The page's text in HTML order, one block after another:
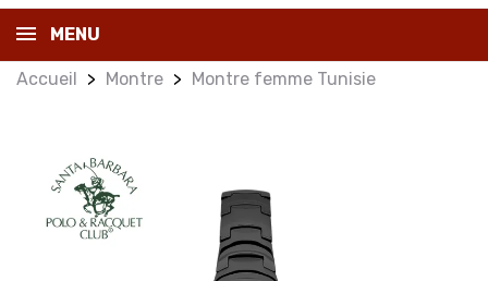
MENU
Accueil Montre Montre femme Tunisie